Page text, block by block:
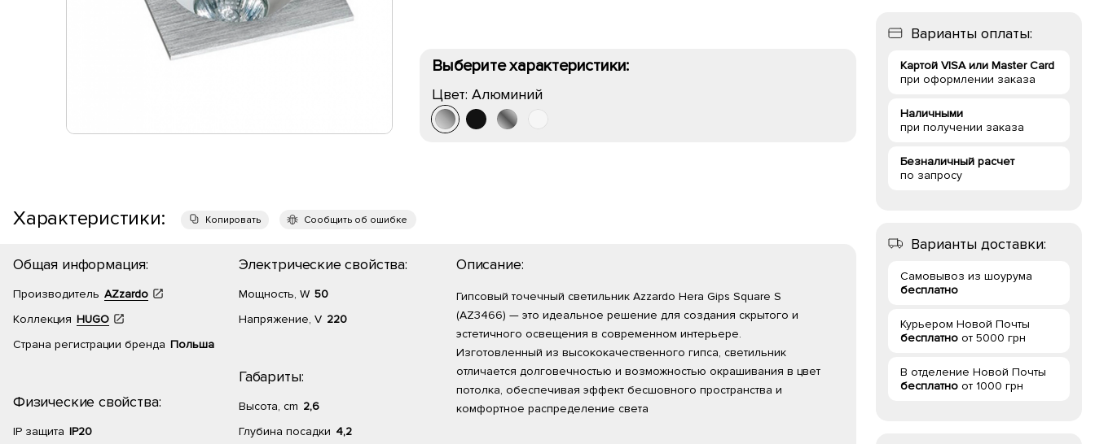
Выберите характеристики:
Цвет: Алюминий
Характеристики: Копировать Сообщить об ошибке
Общая информация:
Производитель AZzardo
Коллекция HUGO
Страна регистрации бренда Польша
Физические свойства:
IP защита IP20
Электрические свойства:
Мощность, W 50
Напряжение, V 220
Габариты:
Высота, cm 2,6
Глубина посадки 4,2
Описание:
Гипсовый точечный светильник Azzardo Hera Gips Square S
(AZ3466) — это идеальное решение для создания скрытого и
эстетичного освещения в современном интерьере.
Изготовленный из высококачественного гипса, светильник
отличается долговечностью и возможностью окрашивания в цвет
потолка, обеспечивая эффект бесшовного пространства и
комфортное распределение света
Варианты оплаты:
Картой VISA или Master Card
при оформлении заказа
Наличными
при получении заказа
Безналичный расчет
по запросу
Варианты доставки:
Самовывоз из шоурума
бесплатно
Курьером Новой Почты
бесплатно от 5000 грн
В отделение Новой Почты
бесплатно от 1000 грн